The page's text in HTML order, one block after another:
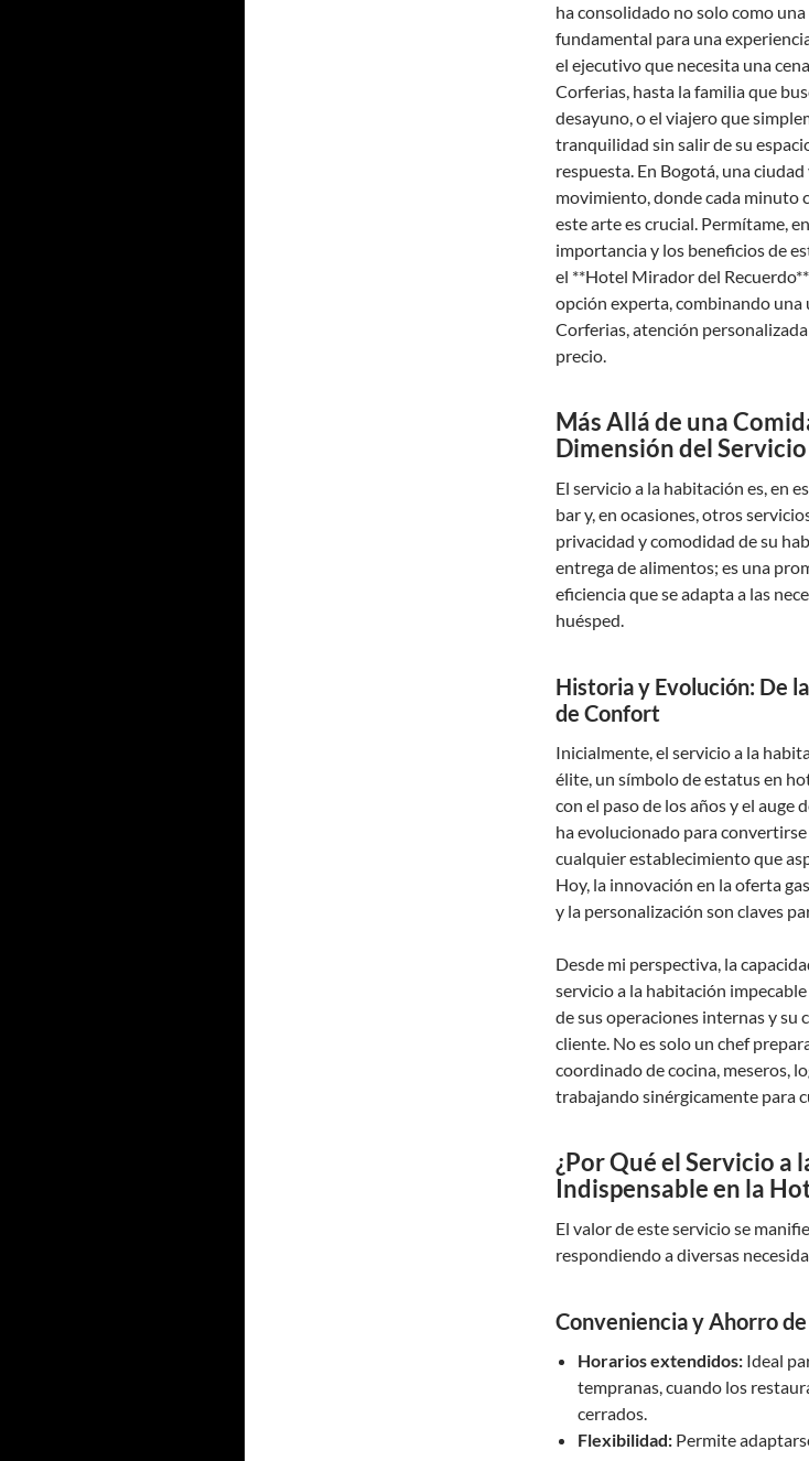
ha consolidado no solo como
fundamental para una
el ejecutivo que necesita una
Corferias, hasta la familia que
desayuno, o el viajero que
tranquilidad sin salir de su
respuesta. En Bogotá, una
movimiento, donde cada minuto
este arte es crucial. Permítame,
importancia y los beneficios de
el **Hotel Mirador del
opción experta, combinando una
Corferias, atención
precio.
Más Allá de una
Dimensión del
El servicio a la habitación es, en
bar y, en ocasiones, otros
privacidad y comodidad de su
entrega de alimentos; es una
eficiencia que se adapta a las
huésped.
Historia y Evolución: De
de Confort
Inicialmente, el servicio a la
élite, un símbolo de estatus en
con el paso de los años y el auge
ha evolucionado para
cualquier establecimiento que
Hoy, la innovación en la oferta
y la personalización son claves
Desde mi perspectiva, la
servicio a la habitación
de sus operaciones internas y su
cliente. No es solo un chef
coordinado de cocina, meseros,
trabajando sinérgicamente para
¿Por Qué el Servicio a
Indispensable en la
El valor de este servicio se
respondiendo a diversas
Conveniencia y Ahorro
Horarios extendidos: Ideal
tempranas, cuando los
cerrados.
Flexibilidad: Permite